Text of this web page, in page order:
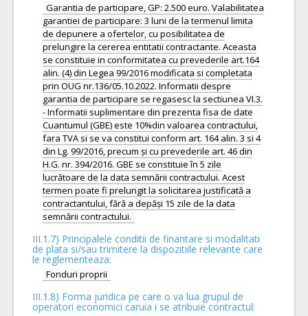
Garantia de participare, GP: 2.500 euro. Valabilitatea
garantiei de participare: 3 luni de la termenul limita
de depunere a ofertelor, cu posibilitatea de
prelungire la cererea entitatii contractante. Aceasta
se constituie in conformitatea cu prevederile art.164
alin. (4) din Legea 99/2016 modificata si completata
prin OUG nr.136/05.10.2022. Informatii despre
garantia de participare se regasesc la sectiunea VI.3.
- Informatii suplimentare din prezenta fisa de date
Cuantumul (GBE) este 10%din valoarea contractului,
fara TVA si se va constitui conform art. 164 alin. 3 si 4
din Lg. 99/2016, precum și cu prevederile art. 46 din
H.G. nr. 394/2016. GBE se constituie în 5 zile
lucrătoare de la data semnării contractului. Acest
termen poate fi prelungit la solicitarea justificată a
contractantului, fără a depăși 15 zile de la data
III.1.7) Principalele conditii de finantare si modalitati
de plata si/sau trimitere la dispozitiile relevante care
le reglementeaza:
Fonduri proprii
III.1.8) Forma juridica pe care o va lua grupul de
operatori economici caruia i se atribuie contractul: